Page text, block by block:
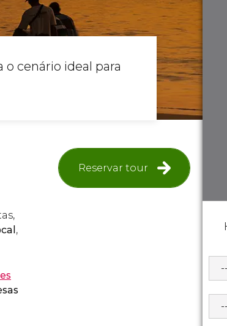
o cenário ideal para
Reservar tour
,